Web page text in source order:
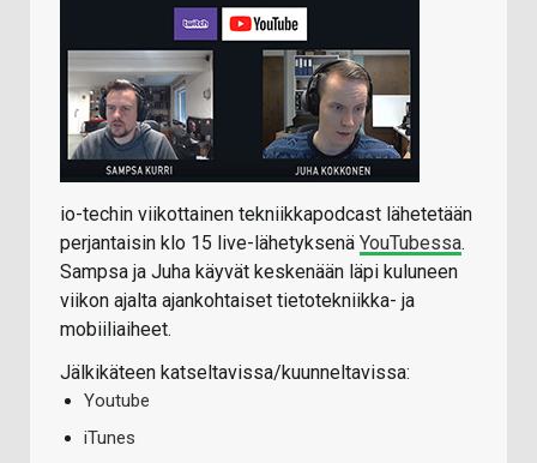
io-techin viikottainen tekniikkapodcast lähetetään
perjantaisin klo 15 live-lähetyksenä YouTubessa.
Sampsa ja Juha käyvät keskenään läpi kuluneen
viikon ajalta ajankohtaiset tietotekniikka- ja
mobiiliaiheet.
Jälkikäteen katseltavissa/kuunneltavissa:
Youtube
iTunes